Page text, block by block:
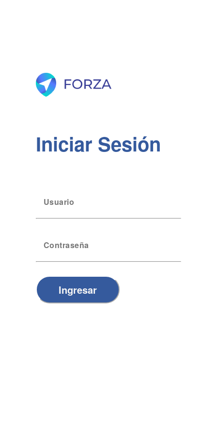
Iniciar Sesión